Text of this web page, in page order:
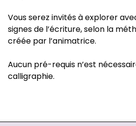
Vous serez invités à explorer
signes de l’écriture, selon la
créée par l’animatrice.
Aucun pré-requis n’est
calligraphie.